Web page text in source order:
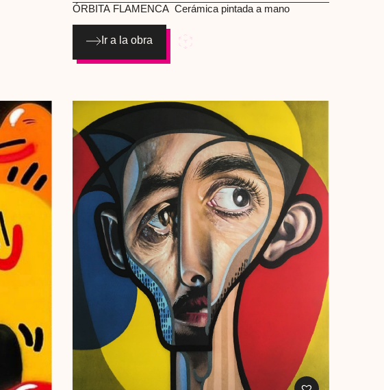
ÓRBITA FLAMENCA Cerámica pintada a mano
Ir a la obra